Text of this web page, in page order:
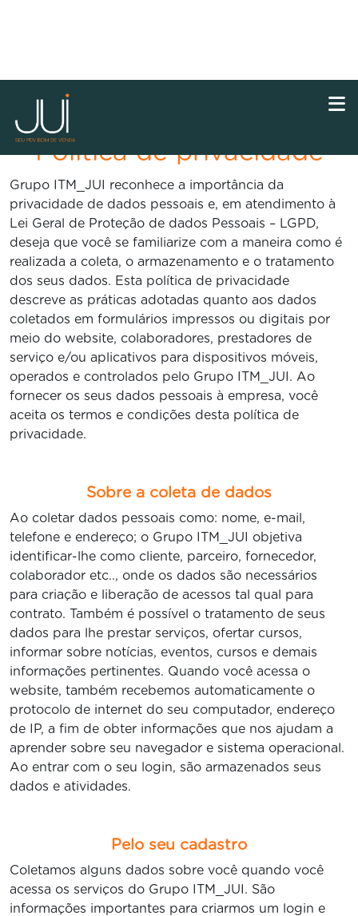
Política de privacidade
Grupo ITM_JUI reconhece a importância da
privacidade de dados pessoais e, em atendimento à
Lei Geral de Proteção de dados Pessoais – LGPD,
deseja que você se familiarize com a maneira como é
realizada a coleta, o armazenamento e o tratamento
dos seus dados. Esta política de privacidade
descreve as práticas adotadas quanto aos dados
coletados em formulários impressos ou digitais por
meio do website, colaboradores, prestadores de
serviço e/ou aplicativos para dispositivos móveis,
operados e controlados pelo Grupo ITM_JUI. Ao
fornecer os seus dados pessoais à empresa, você
aceita os termos e condições desta política de
privacidade.
Sobre a coleta de dados
Ao coletar dados pessoais como: nome, e-mail,
telefone e endereço; o Grupo ITM_JUI objetiva
identificar-lhe como cliente, parceiro, fornecedor,
colaborador etc.., onde os dados são necessários
para criação e liberação de acessos tal qual para
contrato. Também é possível o tratamento de seus
dados para lhe prestar serviços, ofertar cursos,
informar sobre notícias, eventos, cursos e demais
informações pertinentes. Quando você acessa o
website, também recebemos automaticamente o
protocolo de internet do seu computador, endereço
de IP, a fim de obter informações que nos ajudam a
aprender sobre seu navegador e sistema operacional.
Ao entrar com o seu login, são armazenados seus
dados e atividades.
Pelo seu cadastro
Coletamos alguns dados sobre você quando você
acessa os serviços do Grupo ITM_JUI. São
informações importantes para criarmos um login e